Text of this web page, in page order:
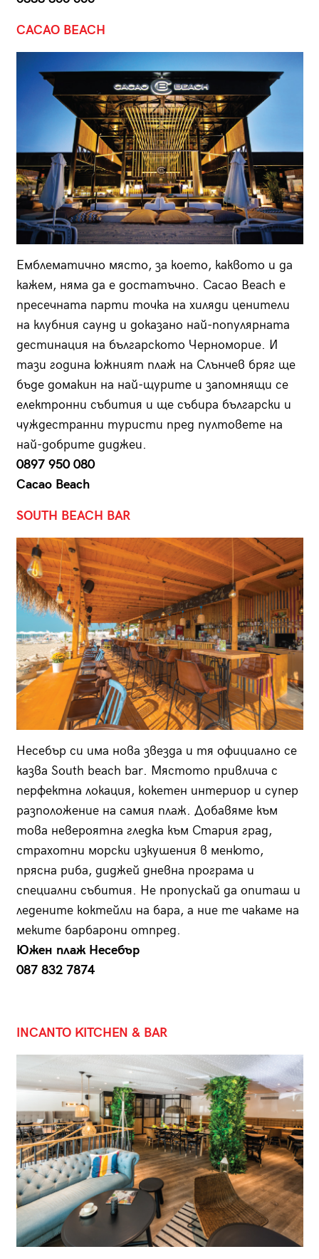
CACAO BEACH
Емблематично място, за което, каквото и да
кажем, няма да е достатъчно. Cacao Beach е
пресечната парти точка на хиляди ценители
на клубния саунд и доказано най-популярната
дестинация на българското Черноморие. И
тази година южният плаж на Слънчев бряг ще
бъде домакин на най-щурите и запомнящи се
електронни събития и ще събира български и
чуждестранни туристи пред пултовете на
най-добрите диджеи.
0897 950 080
Cacao Beach
SOUTH BEACH BAR
Несебър си има нова звезда и тя официално се
казва South beach bar. Мястото привлича с
перфектна локация, кокетен интериор и супер
разположение на самия плаж. Добавяме към
това невероятна гледка към Стария град,
страхотни морски изкушения в менюто,
прясна риба, диджей дневна програма и
специални събития. Не пропускай да опиташ и
ледените коктейли на бара, а ние те чакаме на
меките барбарони отпред.
Южен плаж Несебър
087 832 7874
INCANTO KITCHEN & BAR